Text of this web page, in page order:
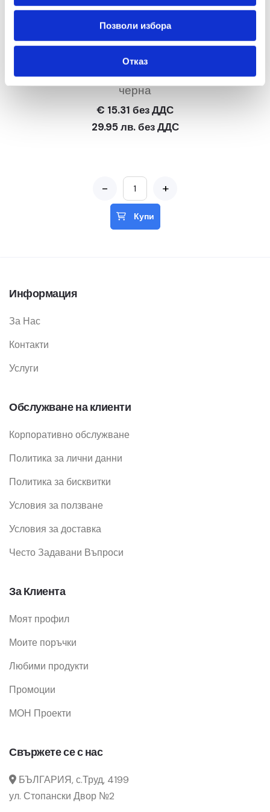
Позволи избора
Отказ
Platinet
PENDRIVE флаш памет USB 3.2 X-Depo 64GB,
черна
€ 15.31 без ДДС
29.95 лв. без ДДС
- +
Купи
Информация
За Нас
Контакти
Услуги
Обслужване на клиенти
Корпоративно обслужване
Политика за лични данни
Политика за бисквитки
Условия за ползване
Условия за доставка
Често Задавани Въпроси
За Клиента
Моят профил
Моите поръчки
Любими продукти
Промоции
МОН Проекти
Свържете се с нас
БЪЛГАРИЯ, с.Труд, 4199
ул. Стопански Двор №2